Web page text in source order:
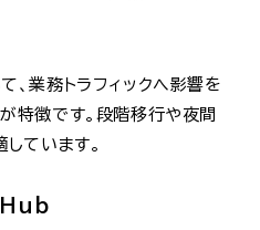
、業務トラフィックへ影響を
特徴です。段階移行や夜間
ています。